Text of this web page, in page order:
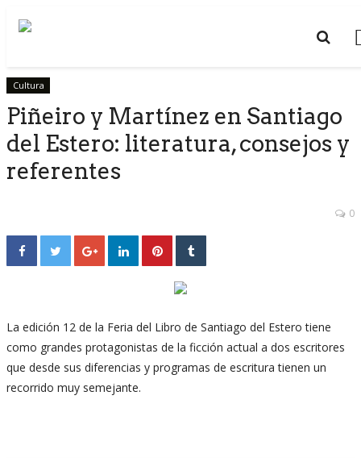
Cultura
Piñeiro y Martínez en Santiago
del Estero: literatura, consejos y
referentes
0
La edición 12 de la Feria del Libro de Santiago del Estero tiene
como grandes protagonistas de la ficción actual a dos escritores
que desde sus diferencias y programas de escritura tienen un
recorrido muy semejante.